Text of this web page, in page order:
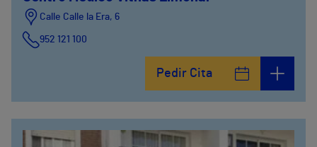
Calle Calle la Era, 6
952 121 100
Pedir Cita